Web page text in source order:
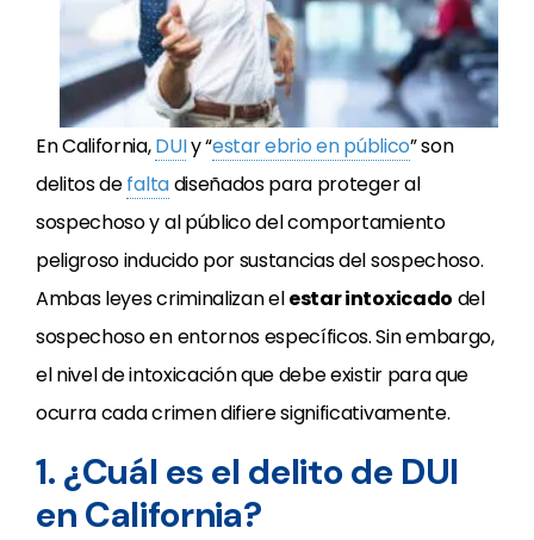
En California,DUIy “estar ebrio en público” son
delitos defaltadiseñados para proteger al
sospechoso y al público del comportamiento
peligroso inducido por sustancias del sospechoso.
Ambas leyes criminalizan elestar intoxicado del
sospechoso en entornos específicos. Sin embargo,
el nivel de intoxicación que debe existir para que
ocurra cada crimen difiere significativamente.
1. ¿Cuál es el delito de DUI
en California?